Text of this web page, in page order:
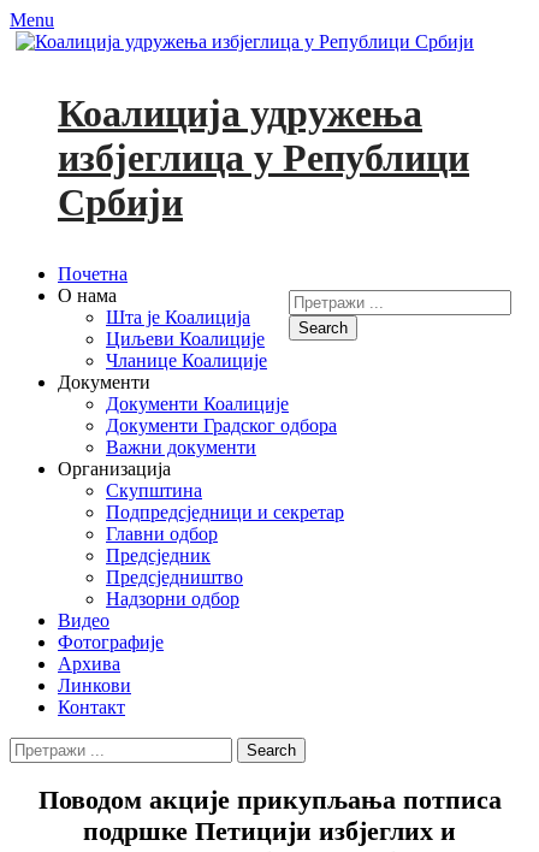
Menu
Коалиција удружења
избјеглица у Републици
Србији
Search
for:
Primary
Menu
Skip
Почетна
О нама
Шта је Коалиција
Циљеви Коалиције
Чланице Коалиције
Документи
Документи Коалиције
Документи Градског одбора
Важни документи
Организација
Скупштина
Подпредсједници и секретар
Главни одбор
Предсједник
Предсједништво
Надзорни одбор
Видео
Фотографије
Архива
Линкови
Контакт
Search
Search
for:
Поводом акције прикупљања потписа
подршке Пeтицији избјеглих и